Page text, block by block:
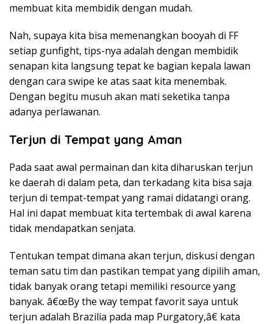
membuat kita membidik dengan mudah.
Nah, supaya kita bisa memenangkan booyah di FF
setiap gunfight, tips-nya adalah dengan membidik
senapan kita langsung tepat ke bagian kepala lawan
dengan cara swipe ke atas saat kita menembak.
Dengan begitu musuh akan mati seketika tanpa
adanya perlawanan.
Terjun di Tempat yang Aman
Pada saat awal permainan dan kita diharuskan terjun
ke daerah di dalam peta, dan terkadang kita bisa saja
terjun di tempat-tempat yang ramai didatangi orang.
Hal ini dapat membuat kita tertembak di awal karena
tidak mendapatkan senjata.
Tentukan tempat dimana akan terjun, diskusi dengan
teman satu tim dan pastikan tempat yang dipilih aman,
tidak banyak orang tetapi memiliki resource yang
banyak. â€œBy the way tempat favorit saya untuk
terjun adalah Brazilia pada map Purgatory,â€ kata